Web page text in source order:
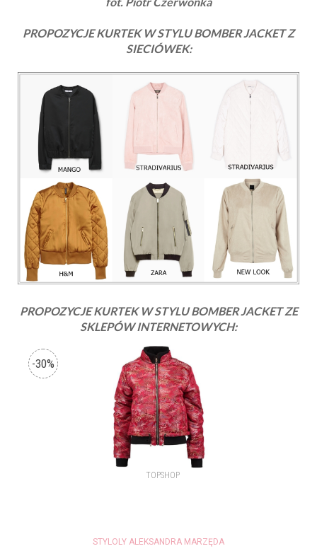
PROPOZYCJE KURTEK W STYLU BOMBER JACKET Z
SIECIÓWEK:
PROPOZYCJE KURTEK W STYLU BOMBER JACKET ZE
SKLEPÓW INTERNETOWYCH:
STYLOLY ALEKSANDRA MARZĘDA